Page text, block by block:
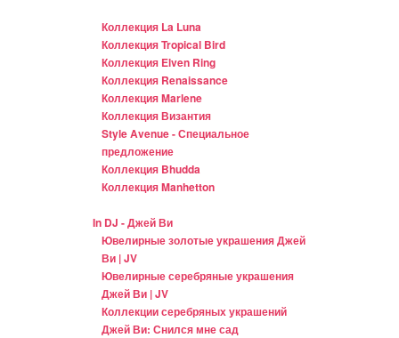
Коллекция La Luna
Коллекция Tropical Bird
Коллекция Elven Ring
Коллекция Renaissance
Коллекция Marlene
Коллекция Византия
Style Avenue - Специальное
предложение
Коллекция Bhudda
Коллекция Manhetton
In DJ - Джей Ви
Ювелирные золотые украшения Джей
Ви | JV
Ювелирные серебряные украшения
Джей Ви | JV
Коллекции серебряных украшений
Джей Ви: Снился мне сад